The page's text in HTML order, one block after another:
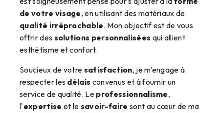
de votre visage, en utilisant des matériaux de
qualité irréprochable. Mon objectif est de vous
offrir des solutions personnalisées qui allient
esthétisme et confort.
Soucieux de votre satisfaction, je m'engage à
respecter les délais convenus et à fournir un
service de qualité. Le professionnalisme,
l'expertise et le savoir-faire sont au cœur de ma